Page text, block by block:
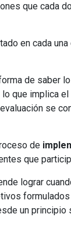
que cada
en cada
de saber
que implica
se
de
que
lograr
un principio